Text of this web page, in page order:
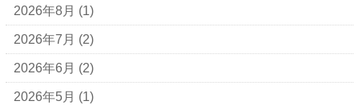
2026年8月 (1)
2026年7月 (2)
2026年6月 (2)
2026年5月 (1)